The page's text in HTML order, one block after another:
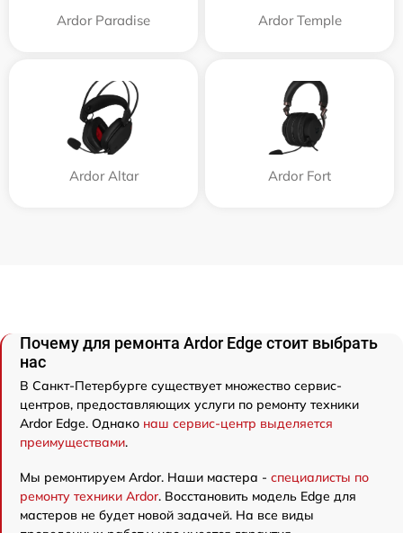
Ardor Paradise Ardor Temple
Ardor Аltar Ardor Fort
Почему для ремонта Ardor Edge стоит выбрать
нас
В Санкт-Петербурге существует множество сервис-
центров, предоставляющих услуги по ремонту техники
Ardor Edge. Однако наш сервис-центр выделяется
преимуществами.
Мы ремонтируем Ardor. Наши мастера - специалисты по
ремонту техники Ardor. Восстановить модель Edge для
мастеров не будет новой задачей. На все виды